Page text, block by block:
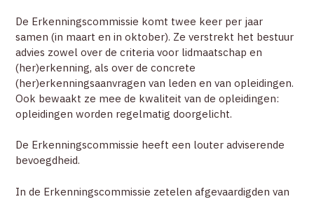
De Erkenningscommissie komt twee keer per jaar
samen (in maart en in oktober). Ze verstrekt het bestuur
advies zowel over de criteria voor lidmaatschap en
(her)erkenning, als over de concrete
(her)erkenningsaanvragen van leden en van opleidingen.
Ook bewaakt ze mee de kwaliteit van de opleidingen:
opleidingen worden regelmatig doorgelicht.
De Erkenningscommissie heeft een louter adviserende
bevoegdheid.
In de Erkenningscommissie zetelen afgevaardigden van
CLIËNTGERICHT-EXPERIËNTIEEL
LIDMAATSCHAP
NIEUWS
COMMUNITY
ZOEK EEN THERAPEUT